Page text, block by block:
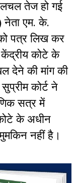
तेज हो गई
एम. के.
पत्र लिख कर
केंद्रीय कोटे के
देने की मांग की
कोर्ट ने
सत्र में
के अधीन
नहीं है।